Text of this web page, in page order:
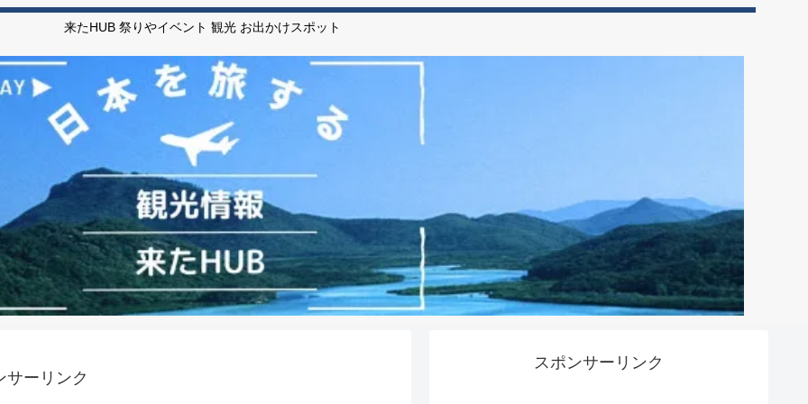
来たHUB 祭りやイベント 観光 お出かけスポット
サーリンク
スポンサーリンク